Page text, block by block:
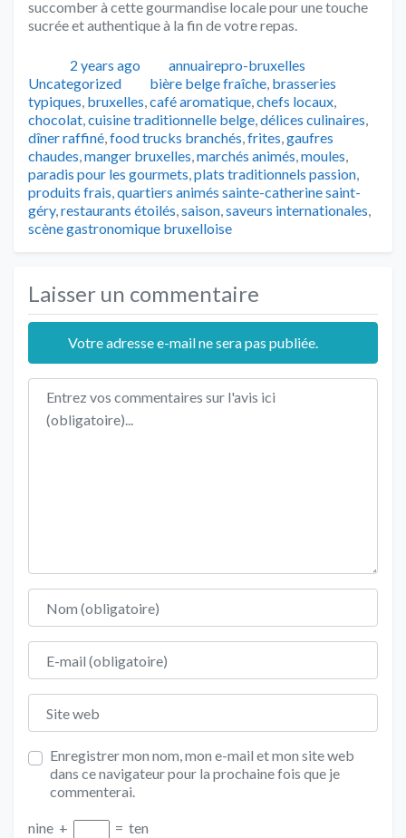
succomber à cette gourmandise locale pour une touche
sucrée et authentique à la fin de votre repas.
Publié2 years ago Auteur
annuairepro-bruxelles
Uncategorized
Tags
bière belge fraîche, brasseries
typiques, bruxelles,café aromatique,chefs locaux,
chocolat,cuisine traditionnelle belge,délices culinaires,
dîner raffiné,food trucks branchés,frites,gaufres
chaudes,manger bruxelles,marchés animés,moules,
paradis pour les gourmets,plats traditionnels passion,
produits frais,quartiers animés sainte-catherine saint-
géry,restaurants étoilés,saison,saveurs internationales,
scène gastronomique bruxelloise
Laisser un commentaire
Votre adresse e-mail ne sera pas publiée.
Texte de l'avis
Nom
E-mail
Site web
Enregistrer mon nom, mon e-mail et mon site web
dans ce navigateur pour la prochaine fois que je
commenterai.
nine + = ten